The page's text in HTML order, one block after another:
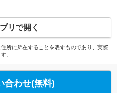
リで開く
所に所在することを表すものであり、実際
。
合わせ(無料)